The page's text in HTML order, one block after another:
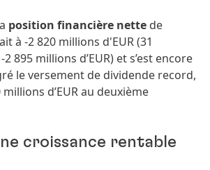
position financière nette de
à -2 820 millions d'EUR (31
895 millions d’EUR) et s’est encore
le versement de dividende record,
d’EUR au deuxième
croissance rentable